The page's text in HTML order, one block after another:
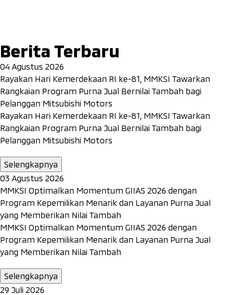
Berita Terbaru
04 Agustus 2026
Rayakan Hari Kemerdekaan RI ke-81, MMKSI Tawarkan
Rangkaian Program Purna Jual Bernilai Tambah bagi
Pelanggan Mitsubishi Motors
Rayakan Hari Kemerdekaan RI ke-81, MMKSI Tawarkan
Rangkaian Program Purna Jual Bernilai Tambah bagi
Pelanggan Mitsubishi Motors
Selengkapnya
03 Agustus 2026
MMKSI Optimalkan Momentum GIIAS 2026 dengan
Program Kepemilikan Menarik dan Layanan Purna Jual
yang Memberikan Nilai Tambah
MMKSI Optimalkan Momentum GIIAS 2026 dengan
Program Kepemilikan Menarik dan Layanan Purna Jual
yang Memberikan Nilai Tambah
Selengkapnya
29 Juli 2026